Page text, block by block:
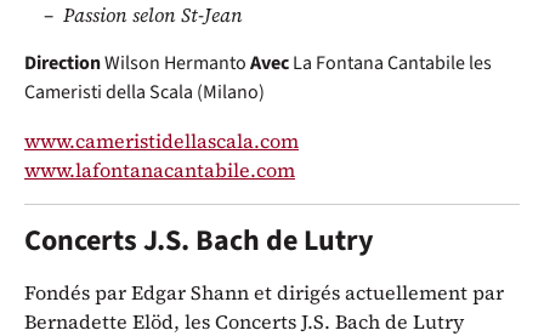
Passion selon St-Jean
DirectionWilson HermantoAvecLa Fontana Cantabileles
Cameristi della Scala (Milano)
www.cameristidellascala.com
www.lafontanacantabile.com
Concerts J.S. Bach de Lutry
Fondés par Edgar Shann et dirigés actuellement par
Bernadette Elöd, les Concerts J.S. Bach de Lutry